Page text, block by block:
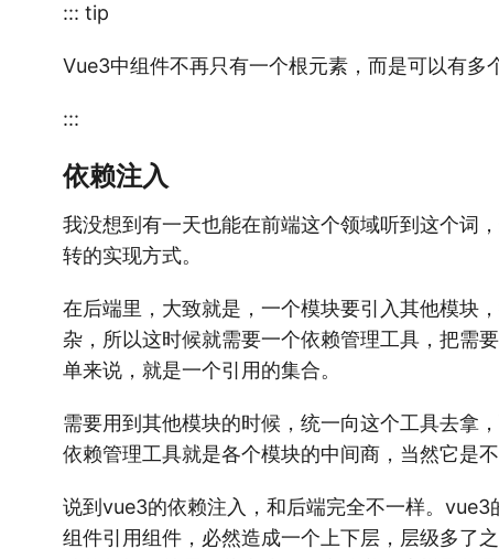
::: tip
Vue3中组件不再只有一个根元素，而是可以有多
:::
依赖注入
我没想到有一天也能在前端这个领域听到这个词
转的实现方式。
在后端里，大致就是，一个模块要引入其他模块
杂，所以这时候就需要一个依赖管理工具，把需
单来说，就是一个引用的集合。
需要用到其他模块的时候，统一向这个工具去拿
依赖管理工具就是各个模块的中间商，当然它是不
说到vue3的依赖注入，和后端完全不一样。
组件引用组件，必然造成一个上下层，层级多了